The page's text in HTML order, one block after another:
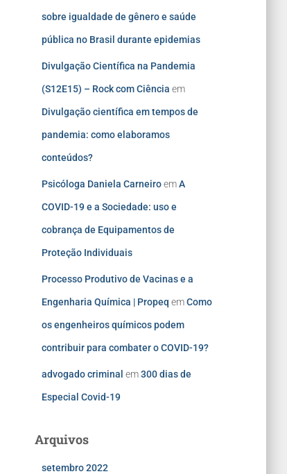
sobre igualdade de gênero e saúde
pública no Brasil durante epidemias
Divulgação Científica na Pandemia
(S12E15) – Rock com Ciência em
Divulgação científica em tempos de
pandemia: como elaboramos
conteúdos?
Psicóloga Daniela CarneiroemA
COVID-19 e a Sociedade: uso e
cobrança de Equipamentos de
Proteção Individuais
Processo Produtivo de Vacinas e a
Engenharia Química | Propeq emComo
os engenheiros químicos podem
contribuir para combater o COVID-19?
advogado criminal em300 dias de
Especial Covid-19
Arquivos
setembro 2022